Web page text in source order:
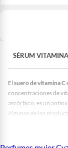
SÉRUM
El suero de vitamina C
concentraciones de
ascórbico, es un
Algunos de los
ascórbico para